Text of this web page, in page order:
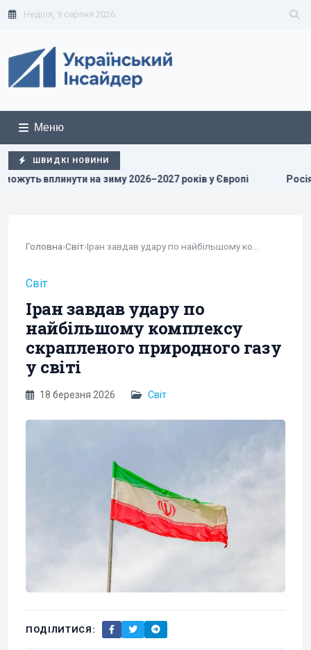
Неділя, 9 серпня 2026
Меню
ШВИДКІ НОВИНИ
зиму 2026–2027 років у Європі Росіяни просунулися
Головна›Світ›
Світ
Іран завдав удару по
найбільшому комплексу
скрапленого природного газу
у світі
18 березня 2026 Світ
ПОДІЛИТИСЯ: